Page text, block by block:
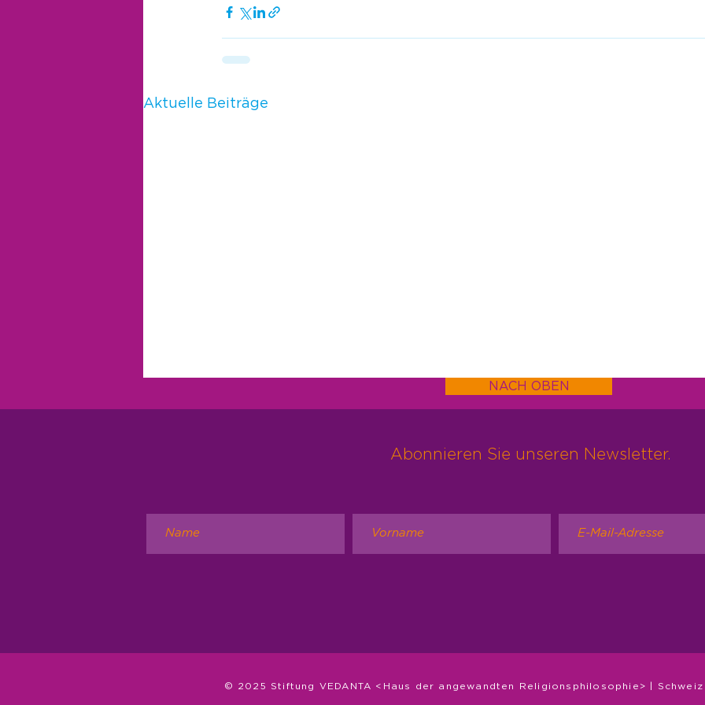
Aktuelle Beiträge
Gott in allem
NACH OBEN
Abonnieren Sie unseren Newsletter.
© 2025 Stiftung VEDANTA <Haus der angewandten Religionsphilosophie> | Schweiz